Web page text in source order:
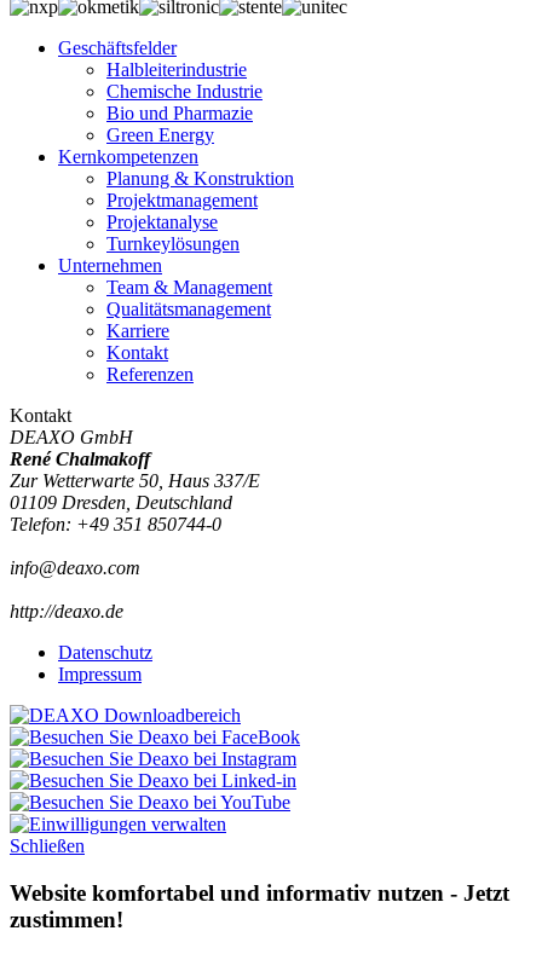
Geschäftsfelder
Halbleiterindustrie
Chemische Industrie
Bio und Pharmazie
Green Energy
Kernkompetenzen
Planung & Konstruktion
Projektmanagement
Projektanalyse
Turnkeylösungen
Unternehmen
Team & Management
Qualitätsmanagement
Karriere
Kontakt
Referenzen
Kontakt
DEAXO GmbH
René Chalmakoff
Zur Wetterwarte 50, Haus 337/E
01109 Dresden, Deutschland
Telefon: +49 351 850744-0
info@deaxo.com
http://deaxo.de
Datenschutz
Impressum
Schließen
Website komfortabel und informativ nutzen - Jetzt
zustimmen!